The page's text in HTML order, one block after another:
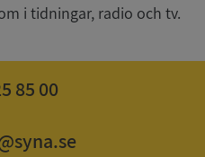
i tidningar, radio och tv.
85 00
de.syna.se